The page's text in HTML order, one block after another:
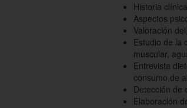
Historia clínica
Aspectos
Valoración
Estudio de la
muscular,
Entrevista
consumo de
Detección de
Elaboración